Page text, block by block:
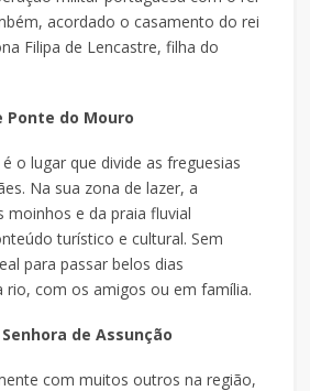
acordado o casamento do rei
Filipa de Lencastre, filha do
Ponte do Mouro
o lugar que divide as freguesias
Na sua zona de lazer, a
moinhos e da praia fluvial
turístico e cultural. Sem
para passar belos dias
rio, com os amigos ou em família.
de Assunção
com muitos outros na região,